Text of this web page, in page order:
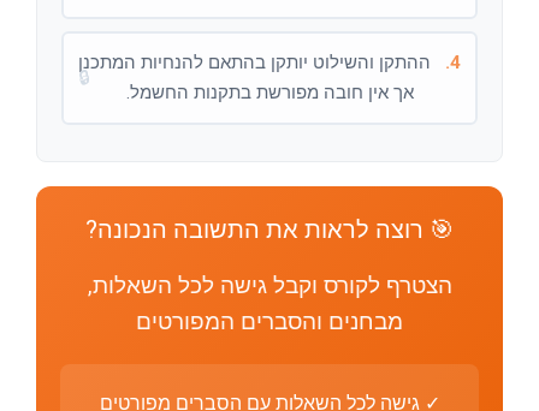
4.
ההתקן והשילוט יותקן בהתאם להנחיות המתכנן
אך אין חובה מפורשת בתקנות החשמל.
🔒
🎯 רוצה לראות את התשובה הנכונה?
הצטרף לקורס וקבל גישה לכל השאלות,
מבחנים והסברים המפורטים
✓ גישה לכל השאלות עם הסברים מפורטים